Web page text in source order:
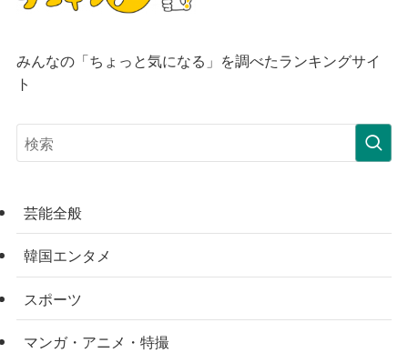
みんなの「ちょっと気になる」を調べたランキングサイ
ト
芸能全般
韓国エンタメ
スポーツ
マンガ・アニメ・特撮